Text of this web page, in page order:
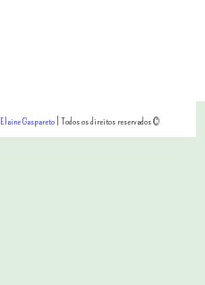
Elaine Gaspareto| Todos os direitos reservados ©